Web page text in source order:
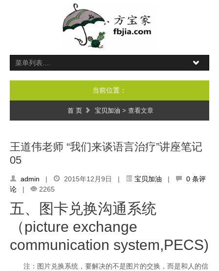
当前位置：
首 页 宝贝加油 > 查看文章
王道伟老师 “我们来谈语言治疗”讲座笔记
05
admin | 2015年12月9日 | 宝贝加油 |
0 条评
论 | 2265
五、图卡兑换沟通系统
（picture exchange
communication system,PECS)
注：图片兑换系统，要解决的不是图片的交换，而是和人的信